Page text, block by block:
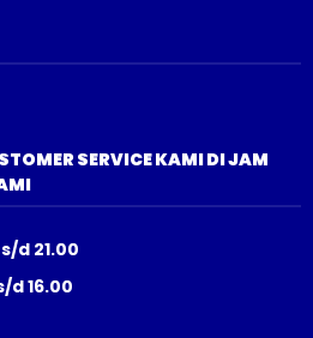
SERVICE KAMI DI JAM
d 21.00
d 16.00